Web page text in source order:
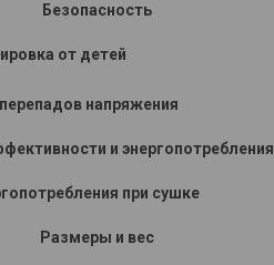
Безопасность
от детей
напряжения
и энергопотребления
при сушке
Размеры и вес